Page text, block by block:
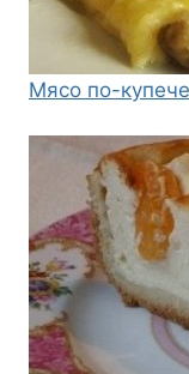
Мясо по-